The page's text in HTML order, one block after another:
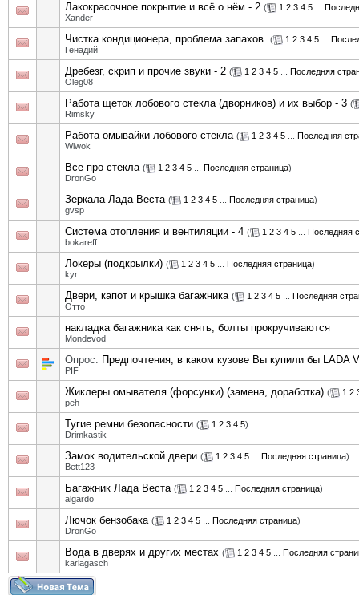
Лакокрасочное покрытие и всё о нём - 2 ( 1 2 3 4 5
Xander
Чистка кондиционера, проблема запахов. ( 1 2 3 4 5
Генадий
Дребезг, скрип и прочие звуки - 2 ( 1 2 3 4 5
Последняя
Oleg08
Работа щеток лобового стекла (дворников) и их выбор - 3 (
Rimsky
Работа омывайки лобового стекла ( 1 2 3 4 5
Последняя
Wiwok
Все про стекла ( 1 2 3 4 5 Последняя страница)
DronGo
Зеркала Лада Веста ( 1 2 3 4 5 Последняя страница)
gvsp
Система отопления и вентиляции - 4 ( 1 2 3 4 5
Последняя
bokareff
Локеры (подкрылки) ( 1 2 3 4 5 Последняя страница)
kyr
Двери, капот и крышка багажника ( 1 2 3 4 5
Последняя
Отто
накладка багажника как снять, болты прокручиваются
Mondevod
Опрос: Предпочтения, в каком кузове Вы купили бы LADA
PIF
Жиклеры омывателя (форсунки) (замена, доработка) ( 1 2
peh
Тугие ремни безопасности ( 1 2 3 4 5)
Drimkastik
Замок водительской двери ( 1 2 3 4 5 Последняя страница)
Bett123
Багажник Лада Веста ( 1 2 3 4 5 Последняя страница)
algardo
Лючок бензобака ( 1 2 3 4 5 Последняя страница)
DronGo
Вода в дверях и других местах ( 1 2 3 4 5
Последняя
karlagasch